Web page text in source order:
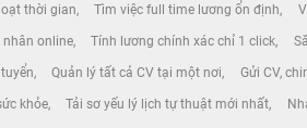
thời gian Tìm việc full time lương ổn định
online Tính lương chính xác chỉ 1 click
Quản lý tất cả CV tại một nơi Gửi CV,
khỏe Tải sơ yếu lý lịch tự thuật mới nhất